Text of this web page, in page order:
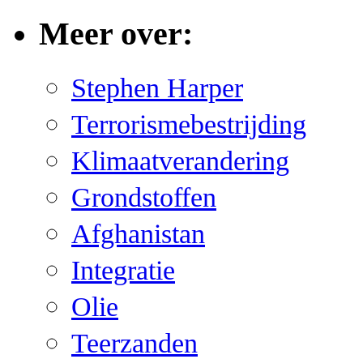
Meer over:
Stephen Harper
Terrorismebestrijding
Klimaatverandering
Grondstoffen
Afghanistan
Integratie
Olie
Teerzanden